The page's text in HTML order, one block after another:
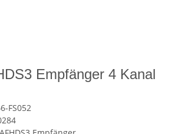
Empfänger 4 Kanal
FS052